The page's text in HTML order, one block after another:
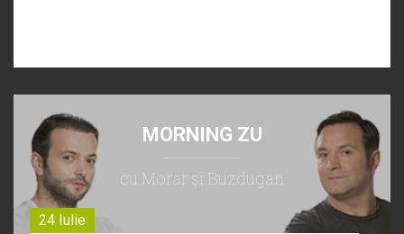
MORNING ZU
cu Morar şi Buzdugan
24 Iulie